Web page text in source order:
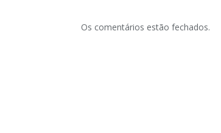
Os comentários estão fechados.